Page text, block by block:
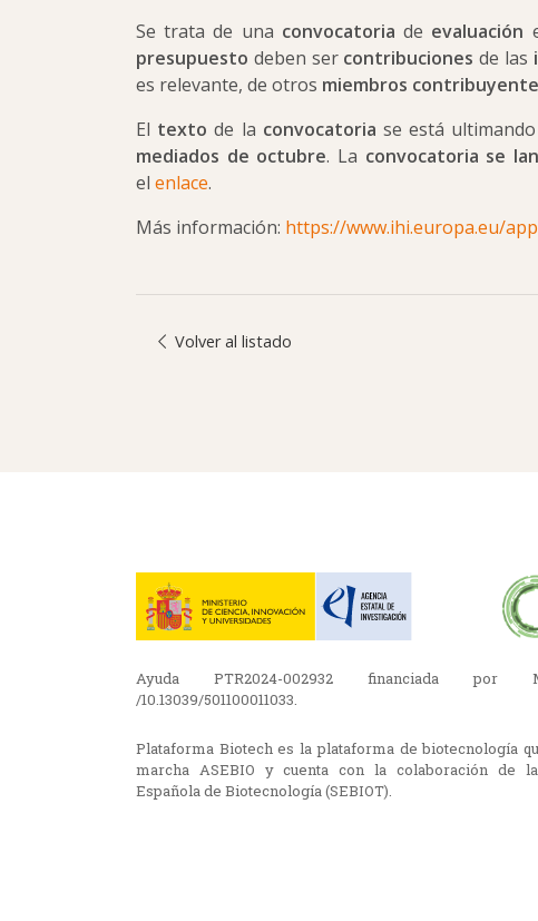
Se trata de una convocatoria de evaluación
presupuesto deben ser contribuciones de las
es relevante, de otros miembros
El texto de la convocatoria se está
mediados de octubre. La convocatoria se
el enlace.
Más información: https://www.ihi.europa.eu/
Volver al listado
Ayuda PTR2024-002932 financiada por
/10.13039/501100011033.
Plataforma Biotech es la plataforma de biotecnología
marcha ASEBIO y cuenta con la colaboración de
Española de Biotecnología (SEBIOT).